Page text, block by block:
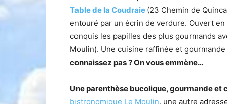
Table de la Coudraie (23 Chemin de
entouré par un écrin de verdure. Ouvert
conquis les papilles des plus gourmands
Moulin). Une cuisine raffinée et
connaissez pas ? On vous emmène…
Une parenthèse bucolique, gourmande et
bistronomique Le Moulin, une autre